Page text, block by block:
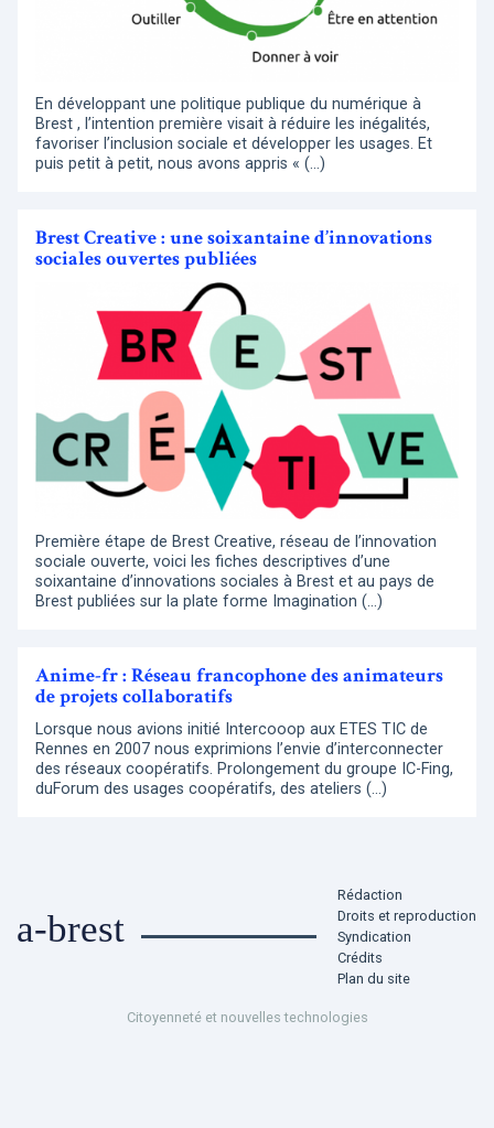
En développant une politique publique du numérique à
Brest , l’intention première visait à réduire les inégalités,
favoriser l’inclusion sociale et développer les usages. Et
puis petit à petit, nous avons appris « (…)
Brest Creative : une soixantaine d’innovations
sociales ouvertes publiées
Première étape de Brest Creative, réseau de l’innovation
sociale ouverte, voici les fiches descriptives d’une
soixantaine d’innovations sociales à Brest et au pays de
Brest publiées sur la plate forme Imagination (…)
Anime-fr : Réseau francophone des animateurs
de projets collaboratifs
Lorsque nous avions initié Intercooop aux ETES TIC de
Rennes en 2007 nous exprimions l’envie d’interconnecter
des réseaux coopératifs. Prolongement du groupe IC-Fing,
duForum des usages coopératifs, des ateliers (…)
a-brest
Rédaction
Droits et reproduction
Syndication
Crédits
Plan du site
Citoyenneté et nouvelles technologies